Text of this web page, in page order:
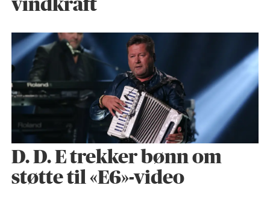
vindkraft
D. D. E trekker bønn om
støtte til «E6»-video